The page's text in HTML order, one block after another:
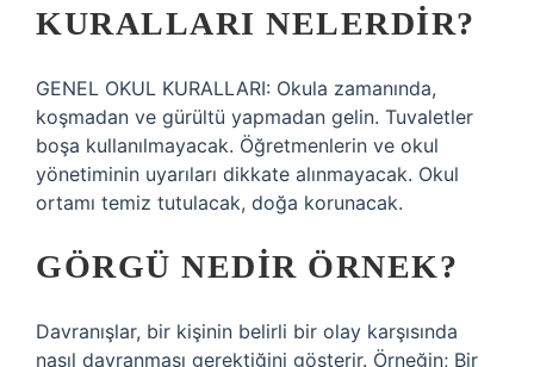
KURALLARI NELERDIR?
GENEL OKUL KURALLARI: Okula zamanında,
koşmadan ve gürültü yapmadan gelin. Tuvaletler
boşa kullanılmayacak. Öğretmenlerin ve okul
yönetiminin uyarıları dikkate alınmayacak. Okul
ortamı temiz tutulacak, doğa korunacak.
GÖRGÜ NEDIR ÖRNEK?
Davranışlar, bir kişinin belirli bir olay karşısında
nasıl davranması gerektiğini gösterir. Örneğin; Bir